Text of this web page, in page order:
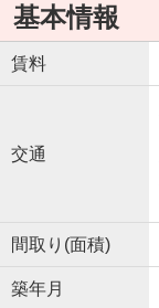
基本情報
賃料
交通
間取り(面積)
築年月